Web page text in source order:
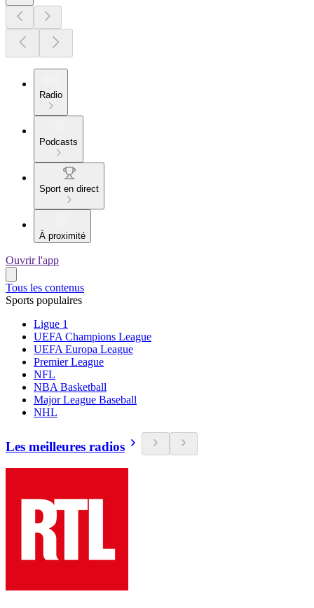
Radio
Podcasts
Sport en direct
À proximité
Ouvrir l'app
Tous les contenus
Sports populaires
Ligue 1
UEFA Champions League
UEFA Europa League
Premier League
NFL
NBA Basketball
Major League Baseball
NHL
Les meilleures radios